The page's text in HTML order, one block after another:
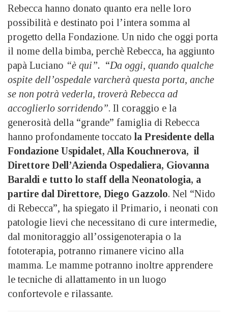
Rebecca hanno donato quanto era nelle loro
possibilità e destinato poi l’intera somma al
progetto della Fondazione. Un nido che oggi porta
il nome della bimba, perchè Rebecca, ha aggiunto
papà Luciano “è qui”. “Da oggi, quando qualche
ospite dell’ospedale varcherà questa porta, anche
se non potrà vederla, troverà Rebecca ad
accoglierlo sorridendo”. Il coraggio e la
generosità della “grande” famiglia di Rebecca
hanno profondamente toccato la Presidente della
Fondazione Uspidalet, Alla Kouchnerova, il
Direttore Dell’Azienda Ospedaliera, Giovanna
Baraldi e tutto lo staff della Neonatologia, a
partire dal Direttore, Diego Gazzolo. Nel “Nido
di Rebecca”, ha spiegato il Primario, i neonati con
patologie lievi che necessitano di cure intermedie,
dal monitoraggio all’ossigenoterapia o la
fototerapia, potranno rimanere vicino alla
mamma. Le mamme potranno inoltre apprendere
le tecniche di allattamento in un luogo
confortevole e rilassante.